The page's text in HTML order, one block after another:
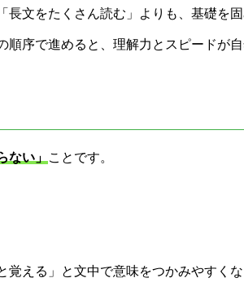
長文をたくさん読む」よりも、基礎を
順序で進めると、理解力とスピードが
ない」 ことです。
覚える」と文中で意味をつかみやすく